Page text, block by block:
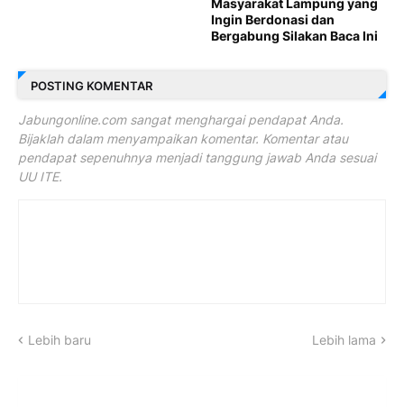
Masyarakat Lampung yang
Ingin Berdonasi dan
Bergabung Silakan Baca Ini
POSTING KOMENTAR
Jabungonline.com sangat menghargai pendapat Anda.
Bijaklah dalam menyampaikan komentar. Komentar atau
pendapat sepenuhnya menjadi tanggung jawab Anda sesuai
UU ITE.
Lebih baru Lebih lama